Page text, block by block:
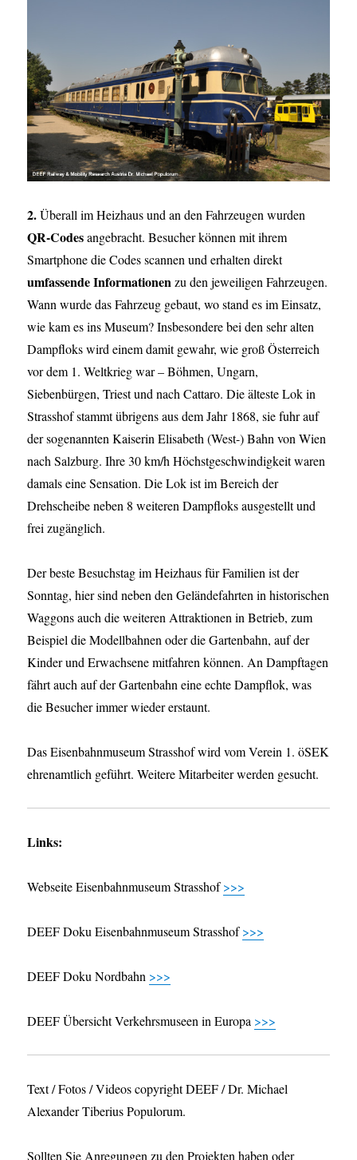
2.Überall im Heizhaus und an den Fahrzeugen wurden
QR-Codesangebracht. Besucher können mit ihrem
Smartphone die Codes scannen und erhalten direkt
umfassende Informationenzu den jeweiligen Fahrzeugen.
Wann wurde das Fahrzeug gebaut, wo stand es im Einsatz,
wie kam es ins Museum? Insbesondere bei den sehr alten
Dampfloks wird einem damit gewahr, wie groß Österreich
vor dem 1. Weltkrieg war – Böhmen, Ungarn,
Siebenbürgen, Triest und nach Cattaro. Die älteste Lok in
Strasshof stammt übrigens aus dem Jahr 1868, sie fuhr auf
der sogenannten Kaiserin Elisabeth (West-) Bahn von Wien
nach Salzburg. Ihre 30 km/h Höchstgeschwindigkeit waren
damals eine Sensation. Die Lok ist im Bereich der
Drehscheibe neben 8 weiteren Dampfloks ausgestellt und
frei zugänglich.
Der beste Besuchstag im Heizhaus für Familien ist der
Sonntag, hier sind neben den Geländefahrten in historischen
Waggons auch die weiteren Attraktionen in Betrieb, zum
Beispiel die Modellbahnen oder die Gartenbahn, auf der
Kinder und Erwachsene mitfahren können. An Dampftagen
fährt auch auf der Gartenbahn eine echte Dampflok, was
die Besucher immer wieder erstaunt.
Das Eisenbahnmuseum Strasshof wird vom Verein 1. öSEK
ehrenamtlich geführt. Weitere Mitarbeiter werden gesucht.
Links:
Webseite Eisenbahnmuseum Strasshof>>>
DEEF Doku Eisenbahnmuseum Strasshof>>>
DEEF Doku Nordbahn >>>
DEEF Übersicht Verkehrsmuseen in Europa >>>
Text / Fotos / Videos copyright DEEF / Dr. Michael
Alexander Tiberius Populorum.
Sollten Sie Anregungen zu den Projekten haben oder